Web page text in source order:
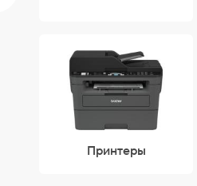
Принтеры